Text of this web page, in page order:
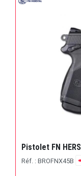
Pistolet FN
Réf. : BROFNX45B